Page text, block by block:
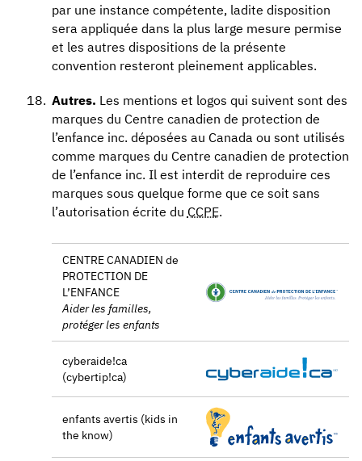
par une instance compétente, ladite disposition
sera appliquée dans la plus large mesure permise
et les autres dispositions de la présente
convention resteront pleinement applicables.
Autres. Les mentions et logos qui suivent sont des
marques du Centre canadien de protection de
l’enfance inc. déposées au Canada ou sont utilisés
comme marques du Centre canadien de protection
de l’enfance inc. Il est interdit de reproduire ces
marques sous quelque forme que ce soit sans
l’autorisation écrite du CCPE.
CENTRE CANADIEN de
PROTECTION DE
L’ENFANCE
Aider les familles,
protéger les enfants
cyberaide!ca
(cybertip!ca)
enfants avertis (kids in
the know)